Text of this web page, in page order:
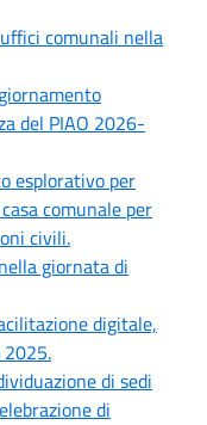
comunali nella
del PIAO 2026-
esplorativo per
comunale per
civili.
giornata di
digitale,
2025.
di sedi
di